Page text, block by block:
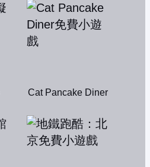
Cat Pancake Diner